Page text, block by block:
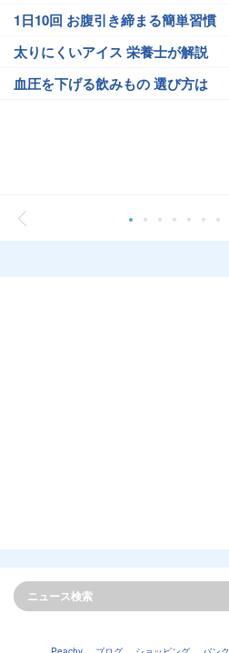
1日10回 お腹引き締まる簡単習慣
太りにくいアイス 栄養士が解説
血圧を下げる飲みもの 選び方は